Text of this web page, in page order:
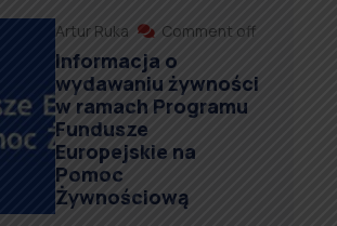
Artur Ruka Comment off
Informacja o
wydawaniu żywności
w ramach Programu
Fundusze
Europejskie na
Pomoc
Żywnościową